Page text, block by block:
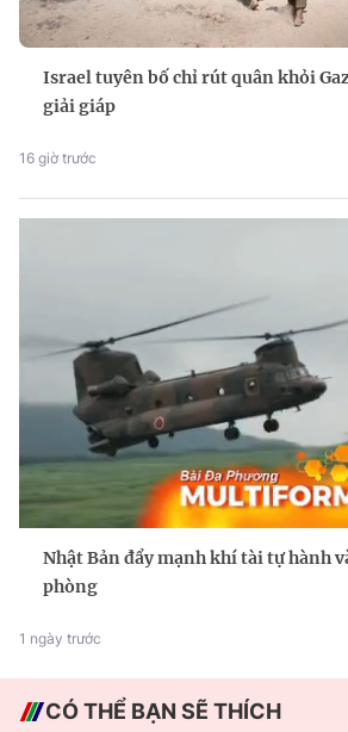
Israel tuyên bố chỉ rút quân khỏi
giải giáp
16 giờ trước
Nhật Bản đẩy mạnh khí tài tự hành
phòng
1 ngày trước
CÓ THỂ BẠN SẼ THÍCH